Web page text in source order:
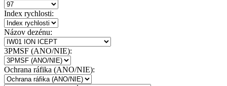
Index rychlosti:
Názov dezénu:
3PMSF (ANO/NIE):
Ochrana ráfika (ANO/NIE):